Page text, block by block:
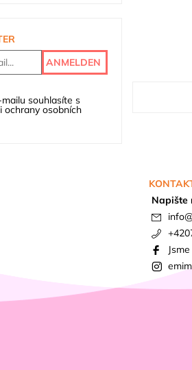
souhlasíte s
ochrany osobních
Napište
info